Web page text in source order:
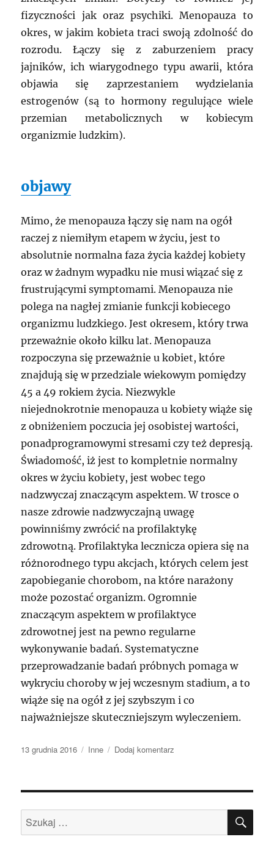
fizyczności jak oraz psychiki. Menopauza to
okres, w jakim kobieta traci swoją zdolność do
rozrodu. Łączy się z zaburzeniem pracy
jajników, ich wiarygodnego typu awarii, która
objawia się zaprzestaniem wydzielania
estrogenów (są to hormony regulujące wiele
przemian metabolicznych w kobiecym
organizmie ludzkim).
objawy
Mimo, że menopauza łączy się nam na ogół
raczej z niemiłym etapem w życiu, jest to
absolutnie normalna faza życia każdej kobiety
oraz w żadnym wypadku nie musi wiązać się z
frustrującymi symptomami. Menopauza nie
polega na nagłej zmianie funkcji kobiecego
organizmu ludzkiego. Jest okresem, który trwa
przeważnie około kilku lat. Menopauza
rozpoczyna się przeważnie u kobiet, które
znajdują się w przedziale wiekowym pomiędzy
45 a 49 rokiem życia. Niezwykle
niejednokrotnie menopauza u kobiety wiąże się
z obniżeniem poczucia jej osobistej wartości,
ponadprogramowymi stresami czy też depresją.
Świadomość, iż jest to kompletnie normalny
okres w życiu kobiety, jest wobec tego
nadzwyczaj znaczącym aspektem. W trosce o
nasze zdrowie nadzwyczajną uwagę
powinniśmy zwrócić na profilaktykę
zdrowotną. Profilaktyka lecznicza opiera się na
różnorodnego typu akcjach, których celem jest
zapobieganie chorobom, na które narażony
może pozostać organizm. Ogromnie
znaczącym aspektem w profilaktyce
zdrowotnej jest na pewno regularne
wykonywanie badań. Systematyczne
przeprowadzanie badań próbnych pomaga w
wykryciu choroby w jej wczesnym stadium, a to
wiąże się na ogół z jej szybszym i co
najważniejsze skuteczniejszym wyleczeniem.
Data
13 grudnia 2016 Kategorie
Inne Dodaj komentarz
jest
Szukaj: